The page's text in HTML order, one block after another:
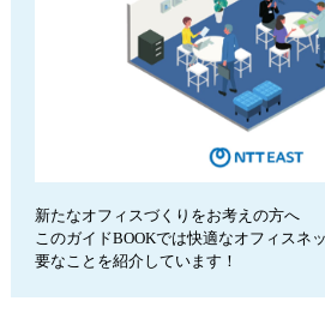
新たなオフィスづくりをお考えの方へ
このガイドBOOKでは快適なオフィスネ
要なことを紹介しています！